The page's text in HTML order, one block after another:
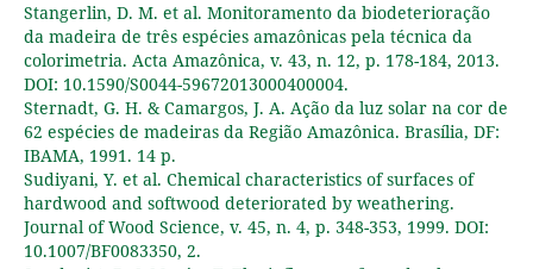
Stangerlin, D. M. et al. Monitoramento da biodeterioração
da madeira de três espécies amazônicas pela técnica da
colorimetria. Acta Amazônica, v. 43, n. 12, p. 178-184, 2013.
DOI: 10.1590/S0044-59672013000400004.
Sternadt, G. H. & Camargos, J. A. Ação da luz solar na cor de
62 espécies de madeiras da Região Amazônica. Brasília, DF:
IBAMA, 1991. 14 p.
Sudiyani, Y. et al. Chemical characteristics of surfaces of
hardwood and softwood deteriorated by weathering.
Journal of Wood Science, v. 45, n. 4, p. 348-353, 1999. DOI:
10.1007/BF0083350, 2.